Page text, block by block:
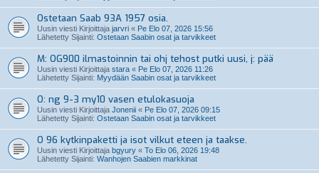
Ostetaan Saab 93A 1957 osia.
Uusin viesti Kirjoittaja jarvri « Pe Elo 07, 2026 15:56
Lähetetty Sijainti: Ostetaan Saabin osat ja tarvikkeet
M: OG900 ilmastoinnin tai ohj tehost putki uusi, j: pää
Uusin viesti Kirjoittaja stara « Pe Elo 07, 2026 11:26
Lähetetty Sijainti: Myydään Saabin osat ja tarvikkeet
O: ng 9-3 my10 vasen etulokasuoja
Uusin viesti Kirjoittaja Jonenii « Pe Elo 07, 2026 09:15
Lähetetty Sijainti: Ostetaan Saabin osat ja tarvikkeet
O 96 kytkinpaketti ja isot vilkut eteen ja taakse.
Uusin viesti Kirjoittaja bgyury « To Elo 06, 2026 19:48
Lähetetty Sijainti: Wanhojen Saabien markkinat